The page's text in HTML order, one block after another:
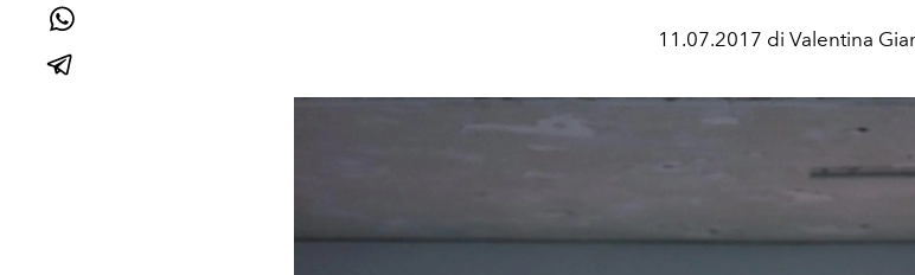
11.07.2017 di Valentina